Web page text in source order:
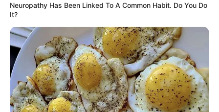
Langka Banget! 10 Pose Lucu
Katak yang Bikin Ketawa
Gemes
Neuropathy Has Been Linked To A Common Habit. Do You Do
It?